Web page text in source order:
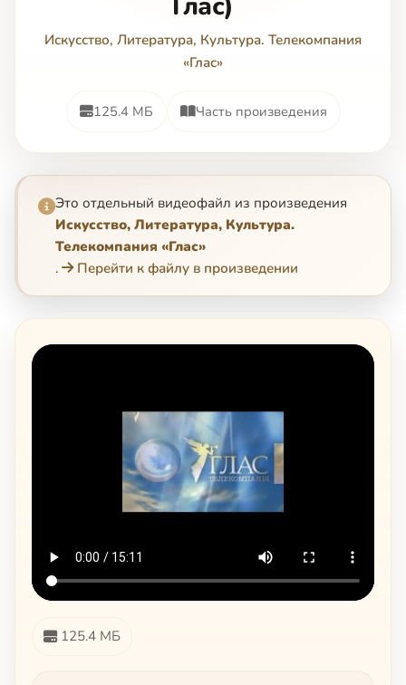
Искусство, Литература, Культура. Телекомпания
«Глас»
125.4 МБ Часть произведения
Это отдельный видеофайл из произведения
Искусство, Литература, Культура.
Телекомпания «Глас»
.
Перейти к файлу в произведении
125.4 МБ